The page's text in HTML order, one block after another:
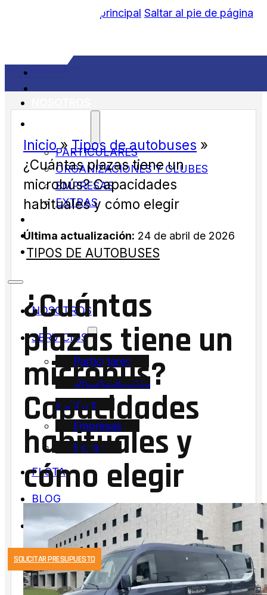
Saltar al contenido principal Saltar al pie de página
PARTICULARES
ORGANIZACIONES Y CLUBES
EMPRESAS
EXTRAS
BLOG
CONTACTO
NOSOTROS
SERVICIOS
Particulares
Organizaciones
y clubes
Empresas
Extras
FLOTA
BLOG
CONTACTO
SOLICITAR PRESUPUESTO
Inicio»Tipos de autobuses »
¿Cuántas plazas tiene un
microbús? Capacidades
habituales y cómo elegir
Última actualización: 24 de abril de 2026
TIPOS DE AUTOBUSES
¿Cuántas
plazas tiene un
microbús?
Capacidades
habituales y
cómo elegir